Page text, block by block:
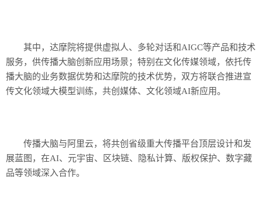
其中，达摩院将提供虚拟人、多轮对话和AIGC等产品和技术
服务，供传播大脑创新应用场景；特别在文化传媒领域，依托传
播大脑的业务数据优势和达摩院的技术优势，双方将联合推进宣
传文化领域大模型训练，共创媒体、文化领域AI新应用。
传播大脑与阿里云，将共创省级重大传播平台顶层设计和发
展蓝图，在AI、元宇宙、区块链、隐私计算、版权保护、数字藏
品等领域深入合作。